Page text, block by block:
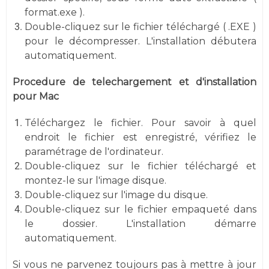
format.exe ).
Double-cliquez sur le fichier téléchargé ( .EXE )
pour le décompresser. L'installation débutera
automatiquement.
Procedure de telechargement et d'installation
pour Mac
Téléchargez le fichier. Pour savoir à quel
endroit le fichier est enregistré, vérifiez le
paramétrage de l'ordinateur.
Double-cliquez sur le fichier téléchargé et
montez-le sur l'image disque.
Double-cliquez sur l'image du disque.
Double-cliquez sur le fichier empaqueté dans
le dossier. L'installation démarre
automatiquement.
Si vous ne parvenez toujours pas à mettre à jour